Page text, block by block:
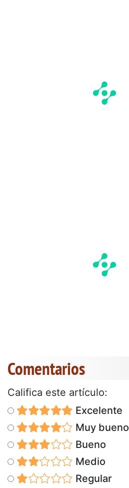
Comentarios
Califica este artículo:
Excelente
Muy bueno
Bueno
Medio
Regular